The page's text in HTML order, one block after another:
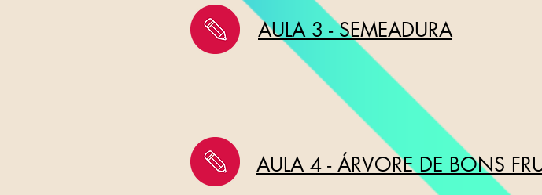
AULA 3 - SEMEADURA
AULA 4 - ÁRVORE DE BONS